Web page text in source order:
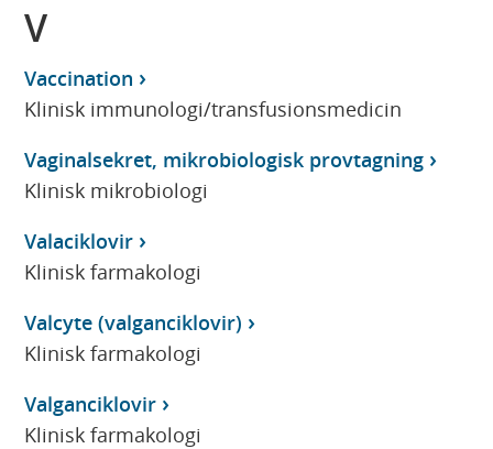
V
Vaccination
Klinisk immunologi/transfusionsmedicin
Vaginalsekret, mikrobiologisk provtagning
Klinisk mikrobiologi
Valaciklovir
Klinisk farmakologi
Valcyte (valganciklovir)
Klinisk farmakologi
Valganciklovir
Klinisk farmakologi